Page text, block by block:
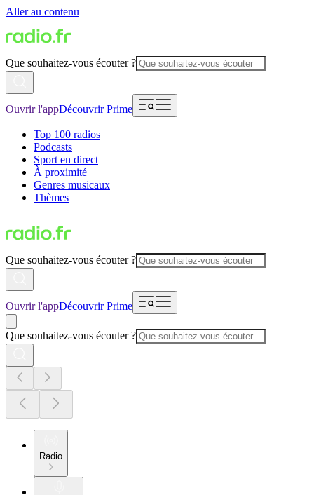
Aller au contenu
Que souhaitez-vous écouter ?
Ouvrir l'appDécouvrir Prime
Top 100 radios
Podcasts
Sport en direct
À proximité
Genres musicaux
Thèmes
Que souhaitez-vous écouter ?
Ouvrir l'appDécouvrir Prime
Que souhaitez-vous écouter ?
Radio